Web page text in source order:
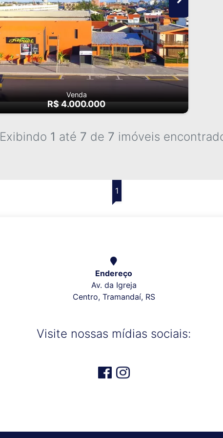
Venda
R$ 4.000.000
Exibindo 1 até 7 de 7 imóveis
1
Endereço
Av. da Igreja
Centro, Tramandaí, RS
Visite nossas mídias sociais: